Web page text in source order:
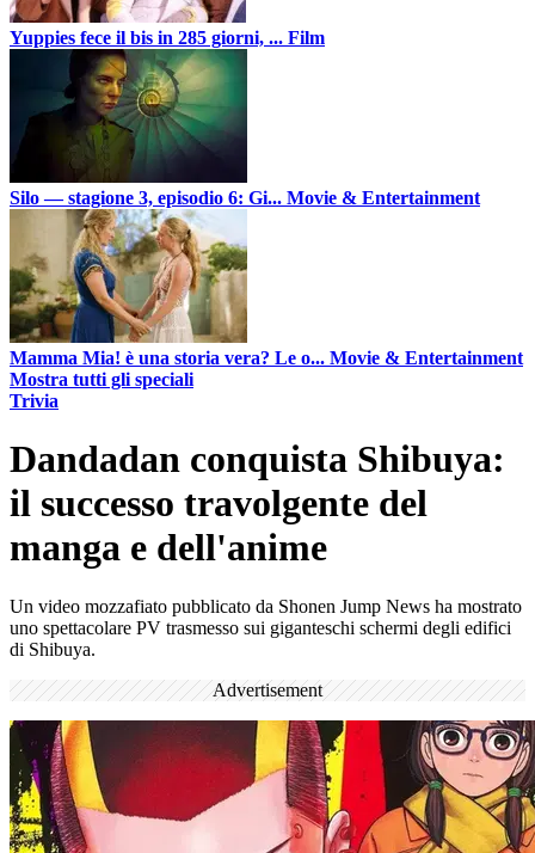
Yuppies fece il bis in 285 giorni, ... Film
Silo — stagione 3, episodio 6: Gi... Movie & Entertainment
Mamma Mia! è una storia vera? Le o... Movie & Entertainment
Mostra tutti gli speciali
Trivia
Dandadan conquista Shibuya:
il successo travolgente del
manga e dell'anime
Un video mozzafiato pubblicato da Shonen Jump News ha mostrato
uno spettacolare PV trasmesso sui giganteschi schermi degli edifici
di Shibuya.
Advertisement